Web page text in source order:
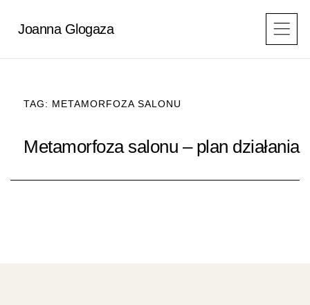
Joanna Glogaza
TAG: METAMORFOZA SALONU
Metamorfoza salonu – plan działania